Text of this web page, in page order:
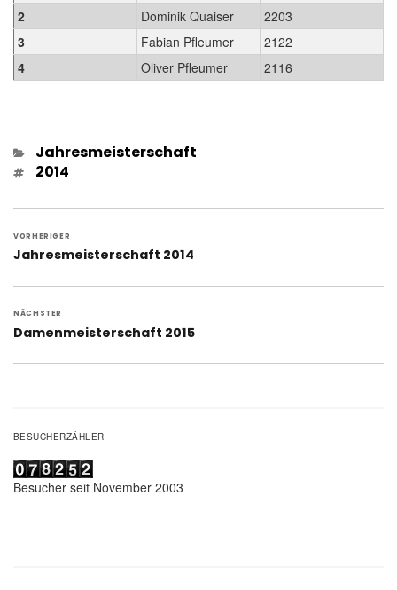
2
Dominik Quaiser
2203
3
Fabian Pfleumer
2122
4
Oliver Pfleumer 2116
Kategorien
Jahresmeisterschaft
Schlagwörter
2014
Beitragsnavigation
VORHERIGER
Vorheriger
Jahresmeisterschaft 2014
NÄCHSTER
Nächster
Damenmeisterschaft 2015
BESUCHERZÄHLER
Besucher seit November 2003